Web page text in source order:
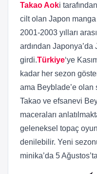
Takao Aoki
cilt olan Japon
2001-2003 yılları
ardından Japonya’da
girdi.Türkiye‘ye
kadar her sezon
ama Beyblade’e
Takao ve efsanevi
maceraları
geleneksel topaç
denilebilir. Yeni
minika’da 5